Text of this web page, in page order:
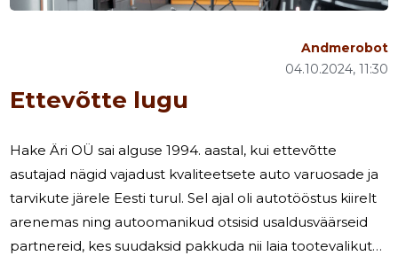
Ettevõtte lugu
04.10.2024, 11:30
Andmerobot
Hake Äri OÜ sai alguse 1994. aastal, kui ettevõtte
asutajad nägid vajadust kvaliteetsete auto varuosade ja
tarvikute järele Eesti turul. Sel ajal oli autotööstus kiirelt
arenemas ning autoomanikud otsisid usaldusväärseid
partnereid, kes suudaksid pakkuda nii laia tootevalikut